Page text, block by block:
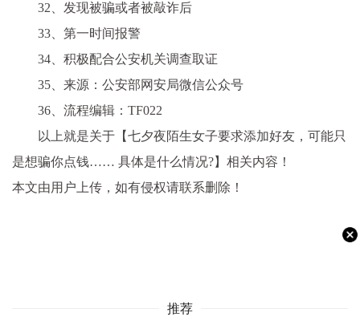
32、发现被骗或者被敲诈后
33、第一时间报警
34、积极配合公安机关调查取证
35、来源：公安部网安局微信公众号
36、流程编辑：TF022
以上就是关于【七夕夜陌生女子要求添加好友，可能只
是想骗你点钱…… 具体是什么情况?】相关内容！
本文由用户上传，如有侵权请联系删除！
推荐